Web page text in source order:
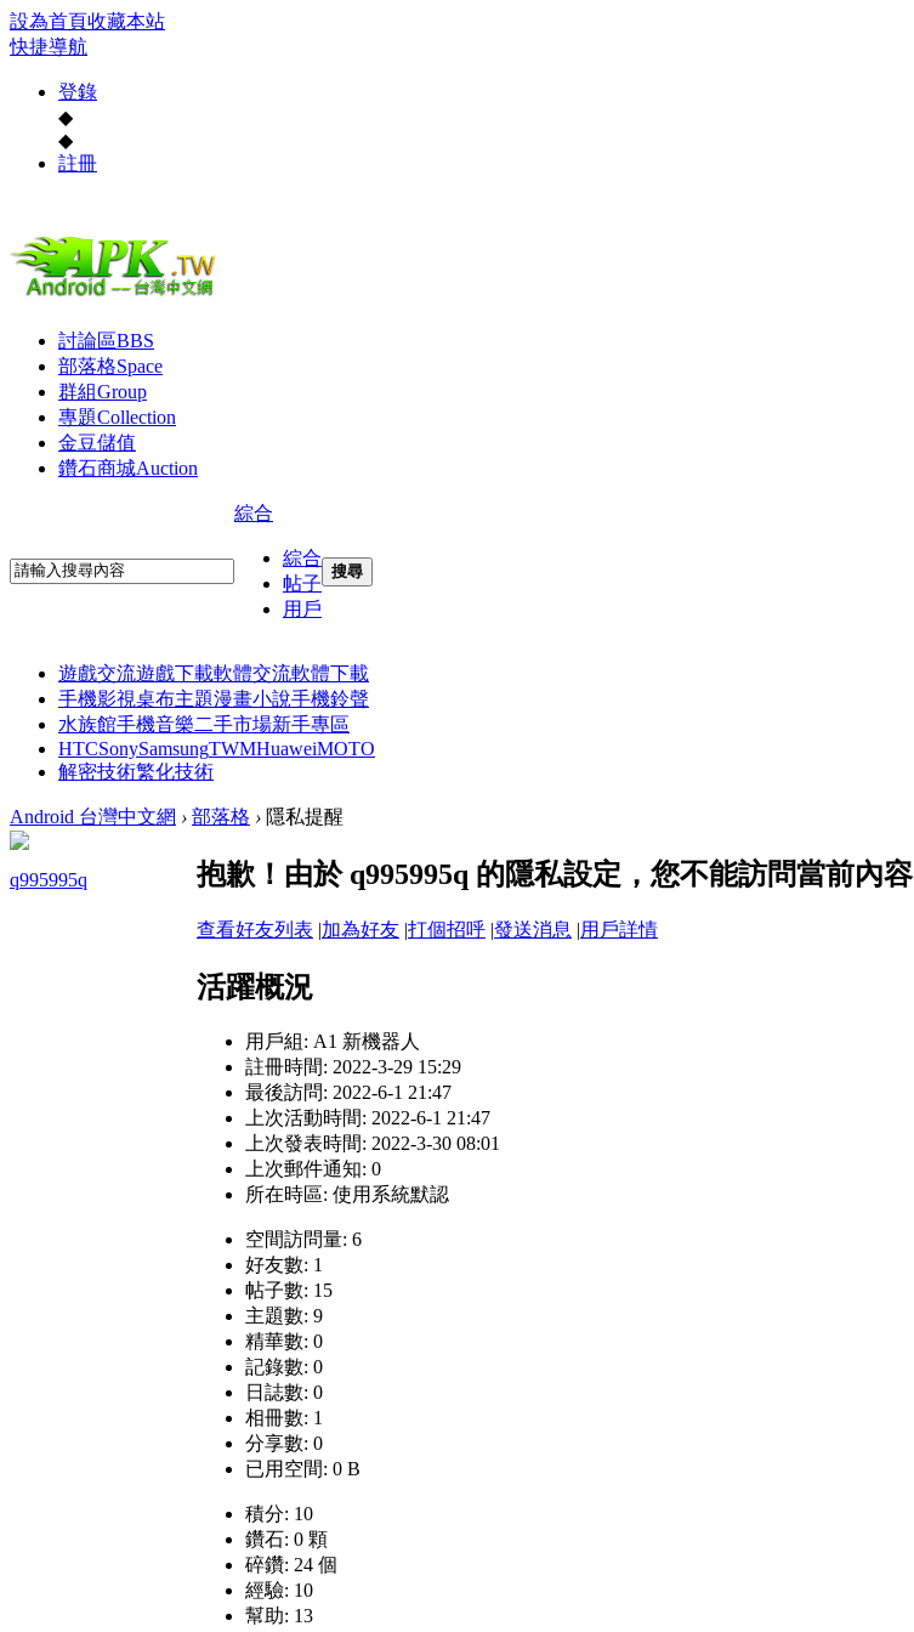
設為首頁收藏本站
快捷導航
登錄
◆
◆
註冊
討論區BBS
部落格Space
群組Group
專題Collection
金豆儲值
鑽石商城Auction
綜合
綜合
帖子
用戶
搜尋
遊戲交流遊戲下載軟體交流軟體下載
手機影視桌布主題漫畫小說手機鈴聲
水族館手機音樂二手市場新手專區
HTCSonySamsungTWMHuaweiMOTO
解密技術繁化技術
Android 台灣中文網 › 部落格 › 隱私提醒
q995995q 抱歉！由於 q995995q 的隱私設定，您不能訪問當前內容
查看好友列表 |加為好友 |打個招呼 |發送消息 |用戶詳情
活躍概況
用戶組: A1 新機器人
註冊時間: 2022-3-29 15:29
最後訪問: 2022-6-1 21:47
上次活動時間: 2022-6-1 21:47
上次發表時間: 2022-3-30 08:01
上次郵件通知: 0
所在時區: 使用系統默認
空間訪問量: 6
好友數: 1
帖子數: 15
主題數: 9
精華數: 0
記錄數: 0
日誌數: 0
相冊數: 1
分享數: 0
已用空間: 0 B
積分: 10
鑽石: 0 顆
碎鑽: 24 個
經驗: 10
幫助: 13